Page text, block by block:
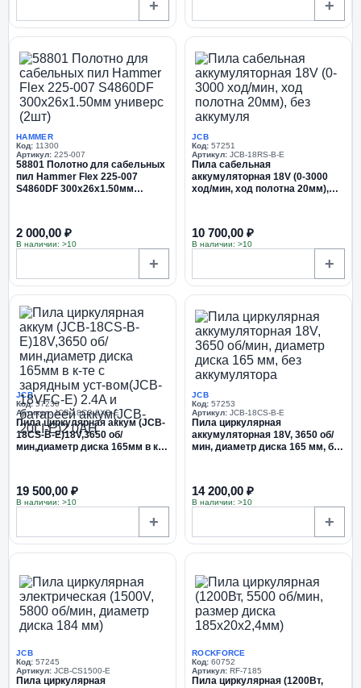
+ +
HAMMER
Код: 11300
Артикул: 225-007
58801 Полотно для сабельных
пил Hammer Flex 225-007
S4860DF 300x26x1.50мм
2 000,00 ₽
В наличии: >10
+
JCB
Код: 57251
Артикул: JCB-18RS-B-E
Пила сабельная
аккумуляторная 18V (0-3000
ход/мин, ход полотна 20мм),
10 700,00 ₽
В наличии: >10
+
JCB
Код:57230
Артикул:JCB-18CS-2XB-E
Пила циркулярная аккум (JCB-
18CS-B-E)18V,3650 об/
мин,диаметр диска 165мм в к-
19 500,00 ₽
В наличии: >10
+
JCB
Код: 57253
Артикул: JCB-18CS-B-E
Пила циркулярная
аккумуляторная 18V, 3650 об/
мин, диаметр диска 165 мм, без
14 200,00 ₽
В наличии: >10
+
JCB
Код: 57245
Артикул: JCB-CS1500-E
Пила циркулярная
ROCKFORCE
Код: 60752
Артикул: RF-7185
Пила циркулярная (1200Вт,